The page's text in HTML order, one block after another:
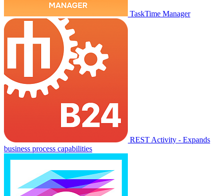
TaskTime Manager
REST Activity - Expands
business process capabilities